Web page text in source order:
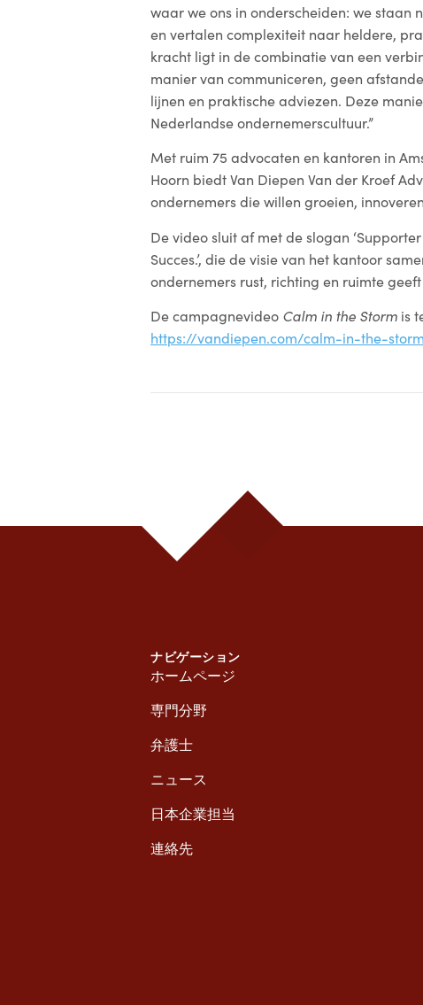
waar we ons in onderscheiden: we staan
en vertalen complexiteit naar heldere,
kracht ligt in de combinatie van een
manier van communiceren, geen
lijnen en praktische adviezen. Deze
Nederlandse ondernemerscultuur.”
Met ruim 75 advocaten en kantoren in
Hoorn biedt Van Diepen Van der Kroef
ondernemers die willen groeien,
De video sluit af met de slogan
Succes.’, die de visie van het kantoor
ondernemers rust, richting en ruimte
De campagnevideo Calm in the Storm is
https://vandiepen.com/calm-in-the-
ナビゲーション
ホームページ
専門分野
弁護士
ニュース
日本企業担当
連絡先